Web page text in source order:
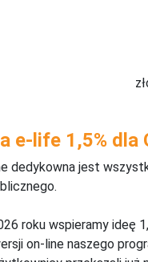
e-life 1,5% dla
dedykowna jest
roku wspieramy ideę
on-line naszego